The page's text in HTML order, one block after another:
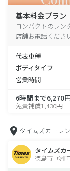
基本料金プラン
コンパクトのレン
店舗お電話くださ
代表車種
ボディタイプ
営業時間
6時間まで6,270
免責補償1,430円
タイムズカーレ
タイムズカ
徳島市中洲